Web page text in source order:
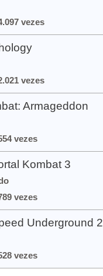
vezes
vezes
Armageddon
vezes
Kombat 3
vezes
Underground 2
vezes